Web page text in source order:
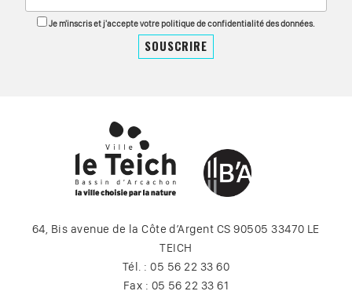
Je m'inscris et j'accepte votre politique de confidentialité des données.
64, Bis avenue de la Côte d’Argent CS 90505 33470 LE
TEICH
Tél. : 05 56 22 33 60
Fax : 05 56 22 33 61